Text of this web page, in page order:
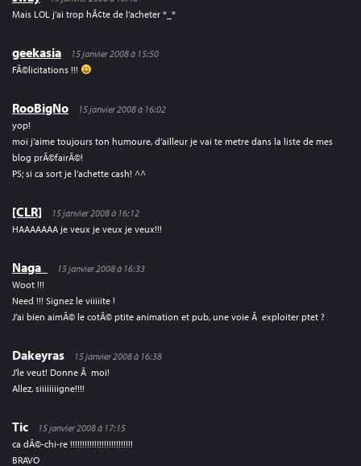
Mais LOL j’ai trop hÃ¢te de l’acheter *_*
geekasia
15 janvier 2008 à 15:50
FÃ©licitations !!!
RooBigNo
15 janvier 2008 à 16:02
yop!
moi j’aime toujours ton humoure, d’ailleur je vai te metre dans la liste de mes
blog prÃ©fairÃ©!
PS; si ca sort je l’achette cash! ^^
[CLR]
15 janvier 2008 à 16:12
HAAAAAAA je veux je veux je veux!!!
Naga_
15 janvier 2008 à 16:33
Woot !!!
Need !!! Signez le viiiiite !
J’ai bien aimÃ© le cotÃ© ptite animation et pub, une voie Ã exploiter ptet ?
Dakeyras
15 janvier 2008 à 16:38
J’le veut! Donne Ã moi!
Allez, siiiiiiiigne!!!!
Tic
15 janvier 2008 à 17:15
ca dÃ©-chi-re !!!!!!!!!!!!!!!!!!!!!!!!!!
BRAVO